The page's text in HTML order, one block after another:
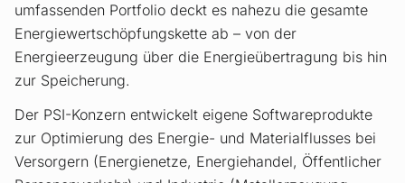
umfassenden Portfolio deckt es nahezu die gesamte
Energiewertschöpfungskette ab – von der
Energieerzeugung über die Energieübertragung bis hin
zur Speicherung.
Der PSI-Konzern entwickelt eigene Softwareprodukte
zur Optimierung des Energie- und Materialflusses bei
Versorgern (Energienetze, Energiehandel, Öffentlicher